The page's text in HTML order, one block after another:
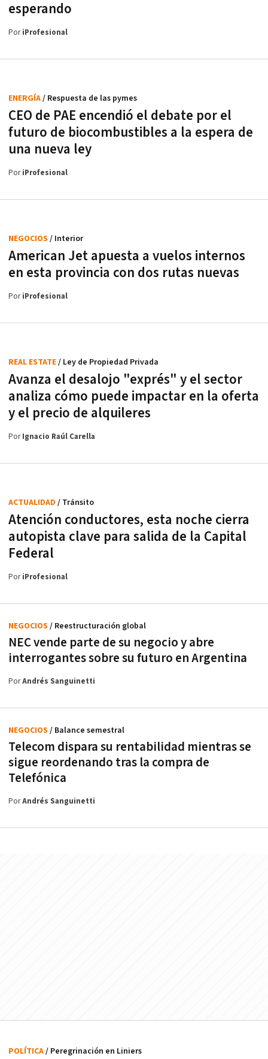
esperando
PoriProfesional
CEO de PAE encendió el debate por el
futuro de biocombustibles a la espera de
una nueva ley
ENERGÍA/ Respuesta de las pymes
PoriProfesional
American Jet apuesta a vuelos internos
en esta provincia con dos rutas nuevas
NEGOCIOS / Interior
PoriProfesional
Avanza el desalojo "exprés" y el sector
analiza cómo puede impactar en la oferta
y el precio de alquileres
REAL ESTATE/ Ley de Propiedad Privada
PorIgnacio Raúl Carella
Atención conductores, esta noche cierra
autopista clave para salida de la Capital
Federal
ACTUALIDAD / Tránsito
PoriProfesional
NEC vende parte de su negocio y abre
interrogantes sobre su futuro en Argentina
NEGOCIOS / Reestructuración global
PorAndrés Sanguinetti
Telecom dispara su rentabilidad mientras se
sigue reordenando tras la compra de
Telefónica
NEGOCIOS / Balance semestral
PorAndrés Sanguinetti
POLÍTICA/ Peregrinación en Liniers